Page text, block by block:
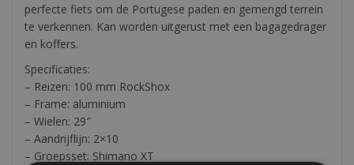
perfecte fiets om de Portugese paden en gemengd terrein
te verkennen. Kan worden uitgerust met een bagagedrager
en koffers.
Specificaties:
– Reizen: 100 mm RockShox
– Frame: aluminium
– Wielen: 29″
– Aandrijflijn: 2×10
– Groepsset: Shimano XT